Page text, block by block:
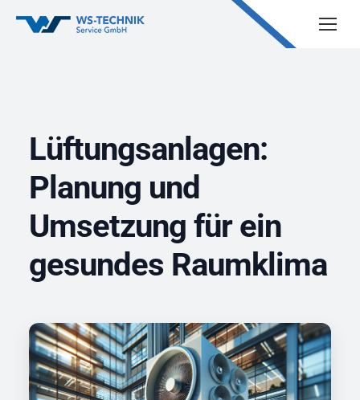
Lüftungsanlagen:
Planung und
Umsetzung für ein
gesundes Raumklima